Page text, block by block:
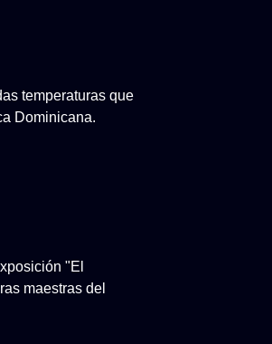
temperaturas que
Dominicana.
"El
maestras del